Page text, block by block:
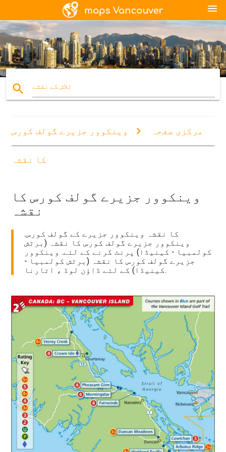
menu
search تلاش کے نقشے
مرکزی صفحہ وینکوور جزیرے گولف کورس
کا نقشہ
وینکوور جزیرے گولف کورس کا
نقشہ
کا نقشہ وینکوور جزیرے کے گولف کورس.
وینکوور جزیرے گولف کورس کا نقشہ (برٹش
کولمبیا - کینیڈا) پرنٹ کرنے کے لئے. وینکوور
جزیرے گولف کورس کا نقشہ (برٹش کولمبیا -
کینیڈا) کے لئے ڈاؤن لوڈ ، اتارنا.